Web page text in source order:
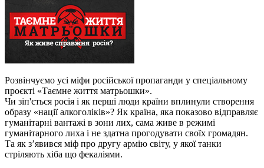
Розвінчуємо усі міфи російської пропаганди у спеціальному
проєкті «Таємне життя матрьошки».
Чи зіп'ється росія і як перші люди країни вплинули створення
образу «нації алкоголіків»? Як країна, яка показово відправляє
гуманітарні вантажі в зони лих, сама живе в режимі
гуманітарного лиха і не здатна прогодувати своїх громадян.
Та як з’явився міф про другу армію світу, у якої танки
стріляють хіба що фекаліями.